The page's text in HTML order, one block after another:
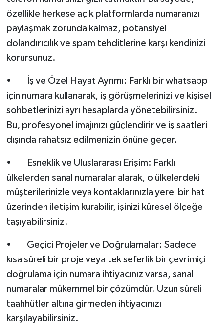
özellikle herkese açık platformlarda numaranızı
paylaşmak zorunda kalmaz, potansiyel
dolandırıcılık ve spam tehditlerine karşı kendinizi
korursunuz.
• İş ve Özel Hayat Ayrımı: Farklı bir whatsapp
için numara kullanarak, iş görüşmelerinizi ve kişisel
sohbetlerinizi ayrı hesaplarda yönetebilirsiniz.
Bu, profesyonel imajınızı güçlendirir ve iş saatleri
dışında rahatsız edilmenizin önüne geçer.
• Esneklik ve Uluslararası Erişim: Farklı
ülkelerden sanal numaralar alarak, o ülkelerdeki
müşterilerinizle veya kontaklarınızla yerel bir hat
üzerinden iletişim kurabilir, işinizi küresel ölçeğe
taşıyabilirsiniz.
• Geçici Projeler ve Doğrulamalar: Sadece
kısa süreli bir proje veya tek seferlik bir çevrimiçi
doğrulama için numara ihtiyacınız varsa, sanal
numaralar mükemmel bir çözümdür. Uzun süreli
taahhütler altına girmeden ihtiyacınızı
karşılayabilirsiniz.